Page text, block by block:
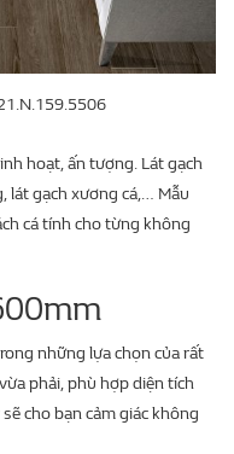
hoạt, ấn tượng. Lát gạch
lát gạch xương cá,… Mẫu
cá tính cho từng không
những lựa chọn của rất
phải, phù hợp diện tích
cho bạn cảm giác không